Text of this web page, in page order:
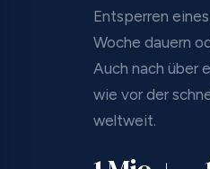
Entsperren
Woche dauern
Auch nach über
wie vor der
weltweit.